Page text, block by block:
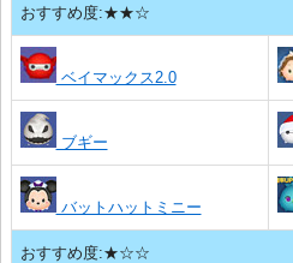
おすすめ度:★★☆
ベイマックス2.0
ブギー
バットハットミニー
おすすめ度:★☆☆